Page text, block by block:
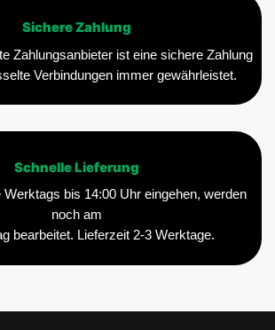
Sichere Zahlung
Zahlungsanbieter ist eine sichere Zahlung
Verbindungen immer gewährleistet.
Schnelle Lieferung
Werktags bis 14:00 Uhr eingehen, werden
noch am
bearbeitet. Lieferzeit 2-3 Werktage.